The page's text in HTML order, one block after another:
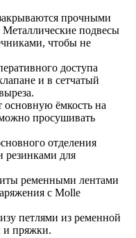
прочными
подвесы
чтобы не
доступа
и в сетчатый
основную ёмкость на
просушивать
отделения
резинками для
ременными лентами
с Molle
петлями из ременной
и пряжки.